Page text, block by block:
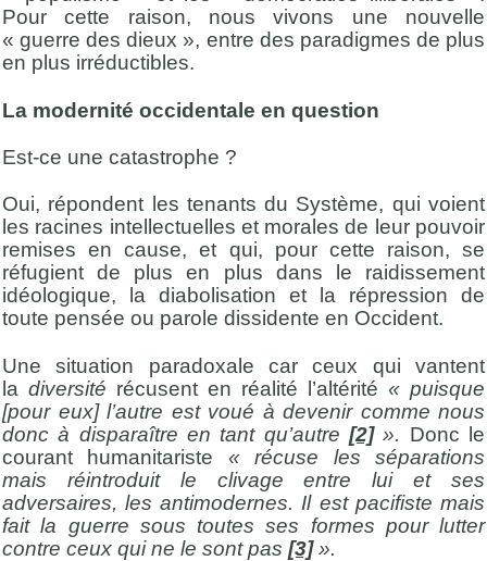
Pour cette raison, nous vivons une nouvelle
« guerre des dieux », entre des paradigmes de plus
en plus irréductibles.
La modernité occidentale en question
Est-ce une catastrophe ?
Oui, répondent les tenants du Système, qui voient
les racines intellectuelles et morales de leur pouvoir
remises en cause, et qui, pour cette raison, se
réfugient de plus en plus dans le raidissement
idéologique, la diabolisation et la répression de
toute pensée ou parole dissidente en Occident.
Une situation paradoxale car ceux qui vantent
la diversité récusent en réalité l’altérité « puisque
[pour eux] l’autre est voué à devenir comme nous
donc à disparaître en tant qu’autre [2]». Donc le
courant humanitariste « récuse les séparations
mais réintroduit le clivage entre lui et ses
adversaires, les antimodernes. Il est pacifiste mais
fait la guerre sous toutes ses formes pour lutter
contre ceux qui ne le sont pas [3]».